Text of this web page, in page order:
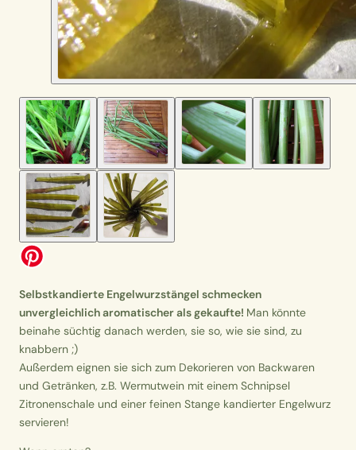
Selbstkandierte Engelwurzstängel schmecken
unvergleichlich aromatischer als gekaufte! Man könnte
beinahe süchtig danach werden, sie so, wie sie sind, zu
knabbern ;)
Außerdem eignen sie sich zum Dekorieren von Backwaren
und Getränken, z.B. Wermutwein mit einem Schnipsel
Zitronenschale und einer feinen Stange kandierter Engelwurz
servieren!